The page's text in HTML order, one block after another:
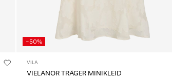
-50%
VILA
VIELANOR TRÄGER MINIKLEID